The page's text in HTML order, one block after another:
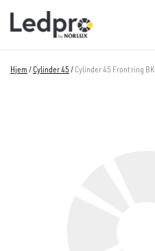
rett
Hjem /Cylinder 45 / Cylinder 45 Front ring BK